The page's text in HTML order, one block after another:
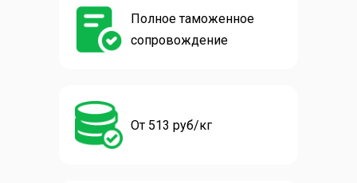
Полное таможенное
сопровождение
От 513 руб/кг